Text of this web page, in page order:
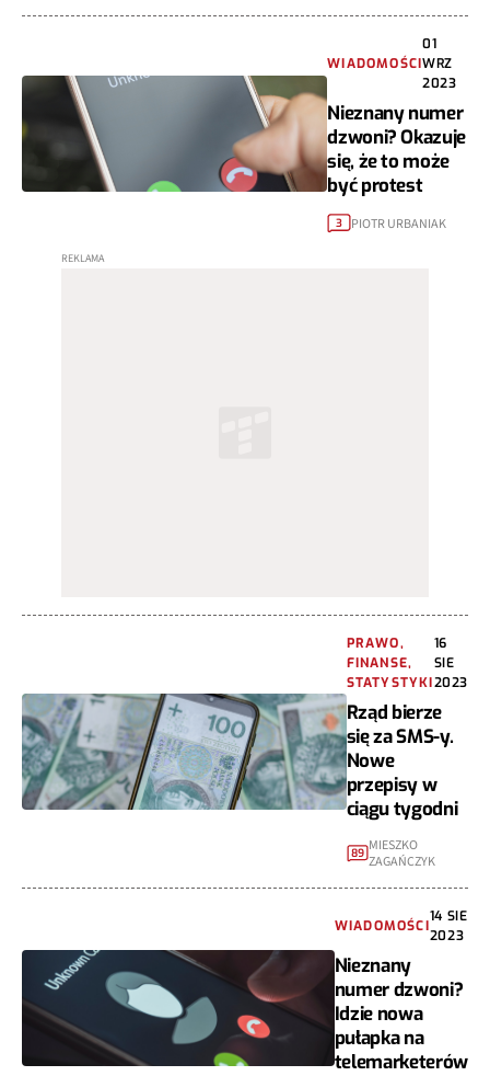
WIADOMOŚCI
01
WRZ
2023
Nieznany numer
dzwoni? Okazuje
się, że to może
być protest
3 PIOTR URBANIAK
PRAWO,
FINANSE,
STATYSTYKI
16
SIE
2023
Rząd bierze
się za SMS-y.
Nowe
przepisy w
ciągu tygodni
89 MIESZKO
ZAGAŃCZYK
WIADOMOŚCI
14 SIE
2023
Nieznany
numer dzwoni?
Idzie nowa
pułapka na
telemarketerów